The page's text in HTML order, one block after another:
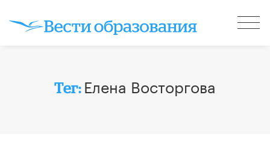
Тег: Елена Восторгова